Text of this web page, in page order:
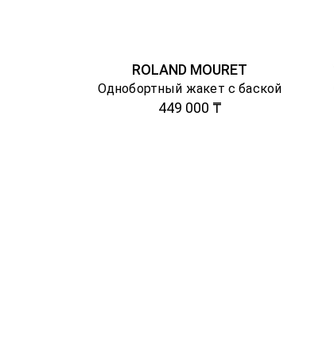
ROLAND MOURET
Однобортный жакет с баской
449 000 ₸